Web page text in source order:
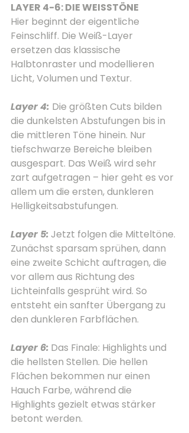
LAYER 4-6: DIE WEISSTÖNE
Hier beginnt der eigentliche
Feinschliff. Die Weiß-Layer
ersetzen das klassische
Halbtonraster und modellieren
Licht, Volumen und Textur.
Layer 4: Die größten Cuts bilden
die dunkelsten Abstufungen bis in
die mittleren Töne hinein. Nur
tiefschwarze Bereiche bleiben
ausgespart. Das Weiß wird sehr
zart aufgetragen – hier geht es vor
allem um die ersten, dunkleren
Helligkeitsabstufungen.
Layer 5:Jetzt folgen die Mitteltöne.
Zunächst sparsam sprühen, dann
eine zweite Schicht auftragen, die
vor allem aus Richtung des
Lichteinfalls gesprüht wird. So
entsteht ein sanfter Übergang zu
den dunkleren Farbflächen.
Layer 6: Das Finale: Highlights und
die hellsten Stellen. Die hellen
Flächen bekommen nur einen
Hauch Farbe, während die
Highlights gezielt etwas stärker
betont werden.